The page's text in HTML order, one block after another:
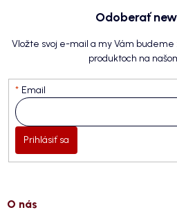
Odoberať
Vložte svoj e-mail a my Vám
produktoch na
Email
Prihlásiť sa
O nás